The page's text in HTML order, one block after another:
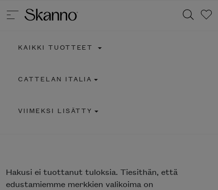
KAIKKI TUOTTEET
CATTELAN ITALIA
VIIMEKSI LISÄTTY
Hakusi ei tuottanut tuloksia. Tiesithän, että
edustamiemme merkkien valikoima on